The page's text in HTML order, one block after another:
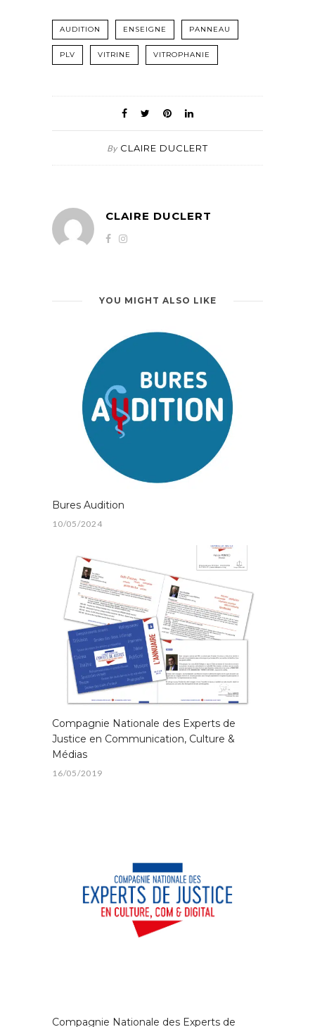
AUDITION ENSEIGNE PANNEAU
PLV VITRINE VITROPHANIE
By CLAIRE DUCLERT
CLAIRE DUCLERT
YOU MIGHT ALSO LIKE
Bures Audition
10/05/2024
Compagnie Nationale des Experts de
Justice en Communication, Culture &
Médias
16/05/2019
Compagnie Nationale des Experts de